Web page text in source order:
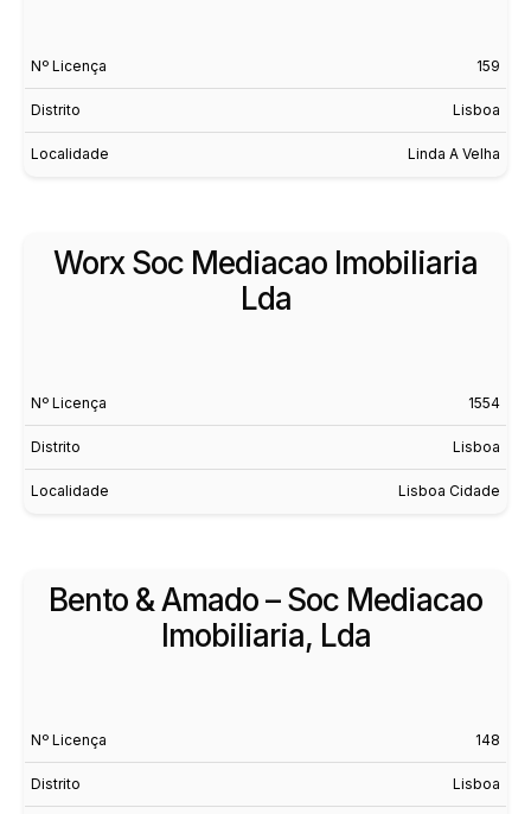
Nº Licença 159
Distrito Lisboa
Localidade Linda A Velha
Worx Soc Mediacao Imobiliaria
Lda
Nº Licença 1554
Distrito Lisboa
Localidade Lisboa Cidade
Bento & Amado – Soc Mediacao
Imobiliaria, Lda
Nº Licença 148
Distrito Lisboa